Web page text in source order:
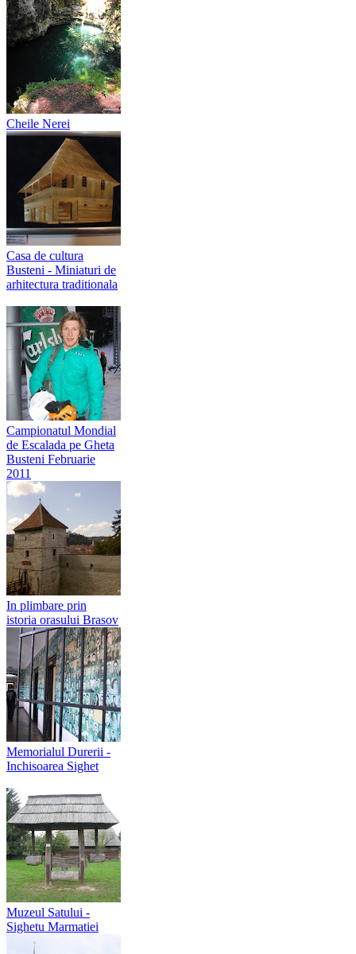
Cheile Nerei
Casa de cultura
Busteni - Miniaturi de
arhitectura traditionala
Campionatul Mondial
de Escalada pe Gheta
Busteni Februarie
2011
In plimbare prin
istoria orasului Brasov
Memorialul Durerii -
Inchisoarea Sighet
Muzeul Satului -
Sighetu Marmatiei